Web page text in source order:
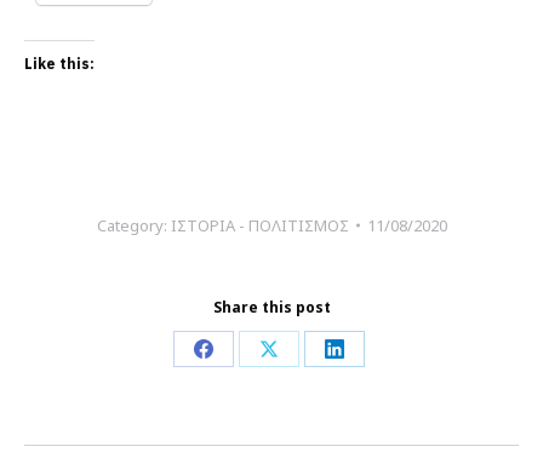
Like this:
Category: ΙΣΤΟΡΙΑ - ΠΟΛΙΤΙΣΜΟΣ 11/08/2020
Share this post
Share
Facebook
Share
X
Share
LinkedIn